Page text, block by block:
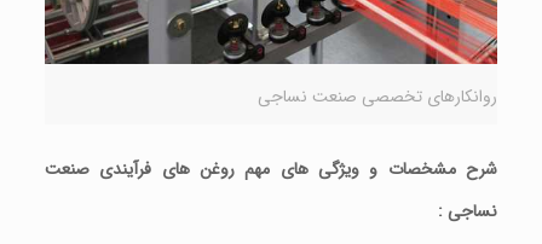
روانکارهای تخصصی صنعت نساجی
شرح مشخصات و ویژگی های مهم روغن های فرآیندی صنعت
نساجی: